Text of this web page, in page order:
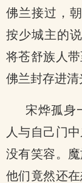
佛兰接过，
按少城主的
将苍舒族人
佛兰封存进清
宋烨孤身
人与自己门
没有笑容。
他们竟然还